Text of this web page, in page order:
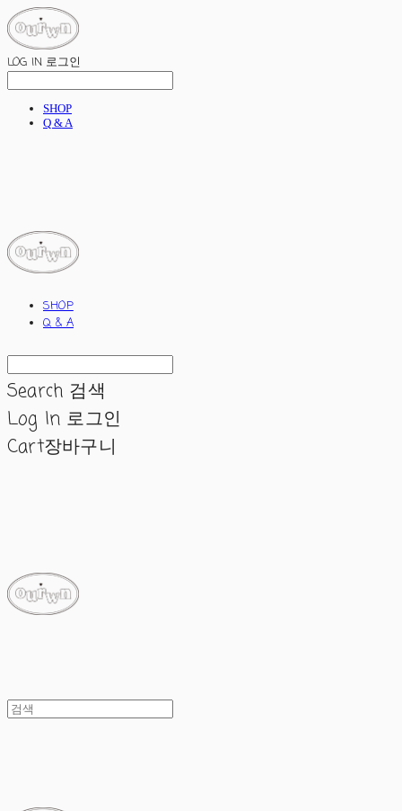
LOG IN 로그인
SHOP
Q & A
SHOP
Q & A
Search 검색
Log In 로그인
Cart장바구니